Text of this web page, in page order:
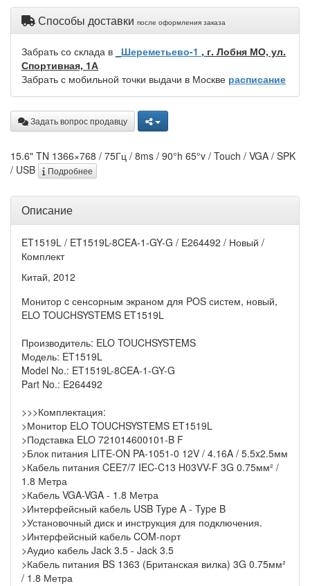
Способы доставки после оформления заказа
Забрать со склада в _Шереметьево-1 , г. Лобня МО, ул.
Спортивная, 1А
Забрать с мобильной точки выдачи в Москве расписание
Задать вопрос продавцу
15.6" TN 1366×768 / 75Гц / 8ms / 90°h 65°v / Touch / VGA / SPK
/ USB
Подробнее
Описание
ET1519L / ET1519L-8CEA-1-GY-G / E264492 / Новый /
Комплект
Китай, 2012
Монитор c сенсорным экраном для POS систем, новый,
ELO TOUCHSYSTEMS ET1519L
Производитель: ELO TOUCHSYSTEMS
Модель: ET1519L
Model No.: ET1519L-8CEA-1-GY-G
Part No.: E264492
>>>Комплектация:
>Монитор ELO TOUCHSYSTEMS ET1519L
>Подставка ELO 721014600101-B F
>Блок питания LITE-ON PA-1051-0 12V / 4.16A / 5.5x2.5мм
>Кабель питания CEE7/7 IEC-C13 H03VV-F 3G 0.75мм² /
1.8 Метра
>Кабель VGA-VGA - 1.8 Метра
>Интерфейсный кабель USB Type A - Type B
>Установочный диск и инструкция для подключения.
>Интерфейсный кабель COM-порт
>Аудио кабель Jack 3.5 - Jack 3.5
>Кабель питания BS 1363 (Британская вилка) 3G 0.75мм²
/ 1.8 Метра